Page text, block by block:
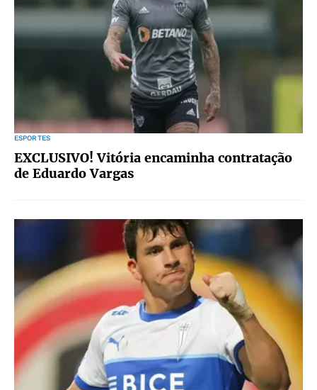
ESPORTES
EXCLUSIVO! Vitória encaminha contratação
de Eduardo Vargas